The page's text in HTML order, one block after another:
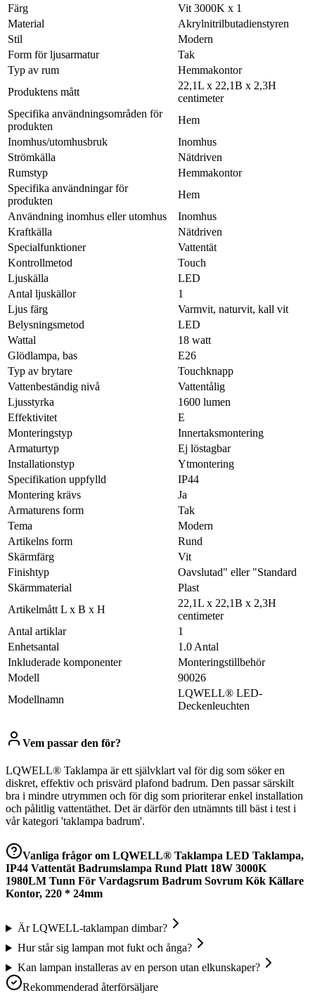
Färg
Vit 3000K x 1
Material
Akrylnitrilbutadienstyren
Stil
Modern
Form för ljusarmatur
Tak
Typ av rum
Hemmakontor
Produktens mått
22,1L x 22,1B x 2,3H
centimeter
Specifika användningsområden för
produkten
Hem
Inomhus/utomhusbruk
Inomhus
Strömkälla
Nätdriven
Rumstyp
Hemmakontor
Specifika användningar för
produkten
Hem
Användning inomhus eller utomhus
Inomhus
Kraftkälla
Nätdriven
Specialfunktioner
Vattentät
Kontrollmetod
Touch
Ljuskälla
LED
Antal ljuskällor
1
Ljus färg
Varmvit, naturvit, kall vit
Belysningsmetod
LED
Wattal
18 watt
Glödlampa, bas
E26
Typ av brytare
Touchknapp
Vattenbeständig nivå
Vattentålig
Ljusstyrka
1600 lumen
Effektivitet
E
Monteringstyp
Innertaksmontering
Armaturtyp
Ej löstagbar
Installationstyp
Ytmontering
Specifikation uppfylld
IP44
Montering krävs
Ja
Armaturens form
Tak
Tema
Modern
Artikelns form
Rund
Skärmfärg
Vit
Finishtyp
Oavslutad" eller "Standard
Skärmmaterial
Plast
Artikelmått L x B x H
22,1L x 22,1B x 2,3H
centimeter
Antal artiklar
1
Enhetsantal
1.0 Antal
Inkluderade komponenter
Monteringstillbehör
Modell
90026
Modellnamn
LQWELL® LED-
Deckenleuchten
Vem passar den för?
LQWELL® Taklampa är ett självklart val för dig som söker en
diskret, effektiv och prisvärd plafond badrum. Den passar särskilt
bra i mindre utrymmen och för dig som prioriterar enkel installation
och pålitlig vattentäthet. Det är därför den utnämnts till bäst i test i
vår kategori 'taklampa badrum'.
Vanliga frågor om LQWELL® Taklampa LED Taklampa,
IP44 Vattentät Badrumslampa Rund Platt 18W 3000K
1980LM Tunn För Vardagsrum Badrum Sovrum Kök Källare
Kontor, 220 * 24mm
Är LQWELL-taklampan dimbar?
Hur står sig lampan mot fukt och ånga?
Kan lampan installeras av en person utan elkunskaper?
Rekommenderad återförsäljare